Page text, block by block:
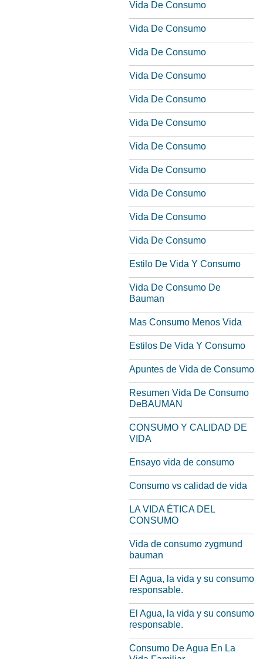
Vida De Consumo
Vida De Consumo
Vida De Consumo
Vida De Consumo
Vida De Consumo
Vida De Consumo
Vida De Consumo
Vida De Consumo
Vida De Consumo
Vida De Consumo
Vida De Consumo
Estilo De Vida Y Consumo
Vida De Consumo De
Bauman
Mas Consumo Menos Vida
Estilos De Vida Y Consumo
Apuntes de Vida de Consumo
Resumen Vida De Consumo
DeBAUMAN
CONSUMO Y CALIDAD DE
VIDA
Ensayo vida de consumo
Consumo vs calidad de vida
LA VIDA ÉTICA DEL
CONSUMO
Vida de consumo zygmund
bauman
El Agua, la vida y su consumo
responsable.
El Agua, la vida y su consumo
responsable.
Consumo De Agua En La